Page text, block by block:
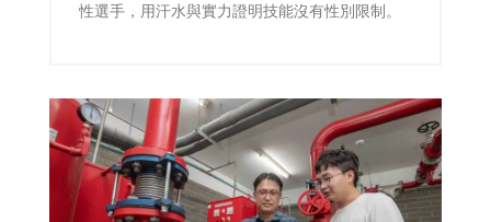
性選手，用汗水與實力證明技能沒有性別限制。